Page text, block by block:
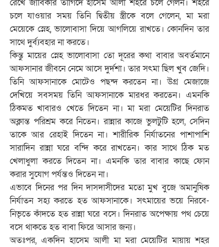
রেখে জীবিকার তাগিদে হাসেম আলী শহরে চলে গেলন। শহরে
চলে যাওয়ার সময় তিনি দ্বিতীয় স্ত্রীকে বলে গেলেন, মা মরা
মেয়েকে স্নেহ, ভালোবাসা দিয়ে আগলিয়ে রাখতে। কোনদিন তার
সাথে দুর্ব্যবহার না করতে।
কিন্তু মায়ের স্নেহ ভালোবাসা তো দূরের কথা বাবার অবর্তমানে
আফসানার জীবনে নেমে আসে দুর্দশা। তার সৎমা ছিল খুব জেদি।
তিনি আফসানাকে মোটেও পছন্দ করতেন না। উগ্র মেজাজে
দেখিয়ে সবসময় তিনি আফসানাকে মারধর করতেন। এমনকি
ঠিকমত খাবারও খেতে দিতেন না। মা মরা মেয়েটির দিনরাত
অক্লান্ত পরিশ্রম করে নিতেন। রান্নার কাজে ভুলটুটি হলে, সেদিন
তাকে আর রেহাই দিতেন না। শারীরিক নির্যাতনের পাশাপাশি
সারাদিন রান্না ঘরে বন্দি করে রাখতেন। কার সাথে ঠিক মত
খেলাধুলা করতে দিতেন না। এমনকি তার বাবার কাছে ফোন
করার সুযোগ পর্যন্তও দিতেন না।
এভাবে দিনের পর দিন দাসদাসীদের মতো মুখ বুজে অমানুষিক
নির্যাতন সহ্য করতে হত আফসানাকে। সৎমায়ের ভয়ে নিরবে-
নিভৃতে কাঁদতে হত রান্না ঘরে বসে। দিনরাত অপেক্ষায় পথ চেয়ে
বসে থাকতে হত বাবা ফিরে আসার জন্য।
অতঃপর, একদিন হাসেম আলী মা মরা মেয়েটির মায়ায় শহর